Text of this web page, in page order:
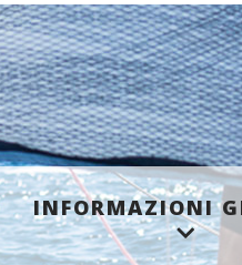
INFORMAZIONI